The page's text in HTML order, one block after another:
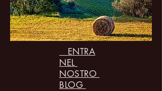
ENTRA
NEL
NOSTRO
BLOG